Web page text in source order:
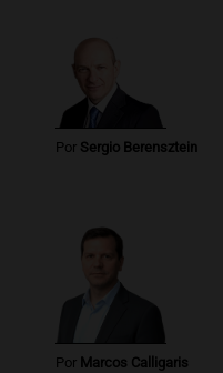
Por Sergio Berensztein
Por Marcos Calligaris